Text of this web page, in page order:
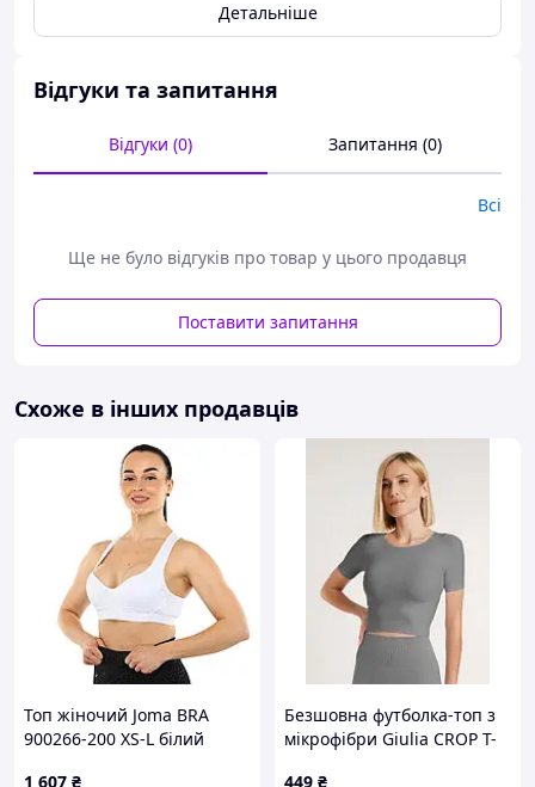
Пропонуємо вам футболки з православною символікою
найкращої якості за найкращою ціною. Ми регулярно
упевненістю сказати, що наша пропозиція - найкраща!
розмірний ряд: XS, S, M, L, XL, XXL, XXXL.
Друк - шовкографія або прямий цифровий друк,
нанесення фарбою прямо на тканину - найнадійніший і
Ми даємо гарантію на всі наші вироби та впевнені у їх
прань і можемо з упевненістю заявити, що таку
футболку легко можна носити 2-3 роки!
Для підбору розміру футболки можете скористатися
таблицею:
Детальніше
Відгуки та запитання
Відгуки (0) Запитання (0)
Всі
Ще не було відгуків про товар у цього продавця
Поставити запитання
Схоже в інших продавців
Топ жіночий Joma BRA
900266-200 XS-L білий
1 607 ₴
Безшовна футболка-топ з
мікрофібри Giulia CROP T-
449 ₴